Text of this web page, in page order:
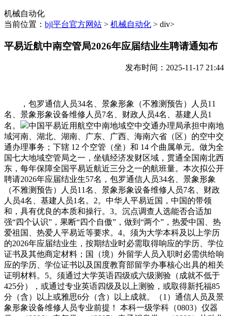
机械自动化
当前位置： bjl平台官方网站 > 机械自动化 > div>
平易近航中南空管局2026年应届结业生聘请通知布
发布时间：2025-11-17 21:44
，包罗通信人员34名、景象形象（不雅测预告）人员11
名、景象形象设备维修人员7名、财政人员4名、基建人员1
名。
中国平易近用航空中南地域空中交通办理局承担中南地
域河南、湖北、湖南、广东、广西、海南六省（区）的空中交
通办理事务；下辖 12 个空管（坐）和 14 个曲属单元。做为全
国七大地域空管局之一，坐镇经济发财区域，贯通全国南北西
东，每年保障全国平易近航近三分之一的航班量。本次拟公开
聘请2026年应届结业生57名，包罗通信人员34名、景象形象
（不雅测预告）人员11名、景象形象设备维修人员7名、财政
人员4名、基建人员1名。2。中华人平易近国，中国的带领
和，具有优良的本质和操行。3。沉点调查人选能否合适加
强“四个认识”，果断“四个自傲”，做到“两个”，热爱中国、热
爱祖国、热爱人平易近等要求。4。须为大学本科及以上学历
的2026年应届结业生，按期结业时必需取得响应的学历、学位
证书及其他商定材料；国（境）外留学人员入职时必需供给响
应的学历、学位证书以及国度教育部留学办事核心出具的相关
证明材料。5。须通过大学英语四级或六级测验（成就不低于
425分），或通过专业英语四级及以上测验，或取得新托福85
分（含）以上或雅思6分（含）以上成就。（1）通信人员及景
象形象设备维修人员专业前提！ 本科一级学科（0803）仪器